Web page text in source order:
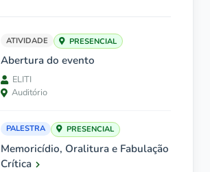
ATIVIDADE PRESENCIAL
Abertura do evento
ELITI
Auditório
PALESTRA PRESENCIAL
Memoricídio, Oralitura e Fabulação
Crítica